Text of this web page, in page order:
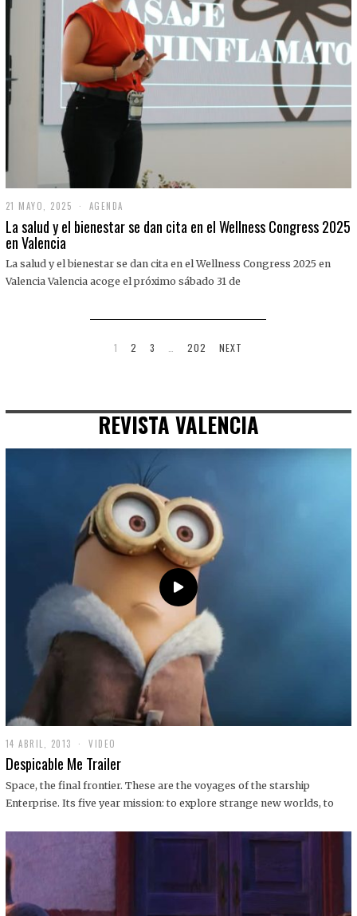
21 MAYO, 2025
1
M
O
,
AGENDA
La salud y el bienestar se dan cita en el Wellness Congress 2025
en Valencia
La salud y el bienestar se dan cita en el Wellness Congress 2025 en
Valencia Valencia acoge el próximo sábado 31 de
1 2 3 202 NEXT
REVISTA VALENCIA
14 ABRIL, 2013
9
D
C
I
1
VIDEO
Despicable Me Trailer
Space, the final frontier. These are the voyages of the starship
Enterprise. Its five year mission: to explore strange new worlds, to